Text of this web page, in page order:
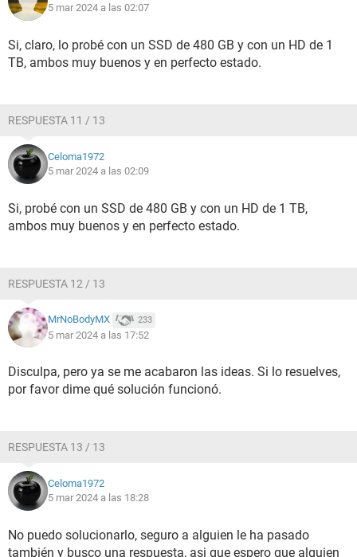
5 mar 2024 a las 02:07
Si, claro, lo probé con un SSD de 480 GB y con un HD de 1
TB, ambos muy buenos y en perfecto estado.
RESPUESTA 11 / 13
Celoma1972
5 mar 2024 a las 02:09
Si, probé con un SSD de 480 GB y con un HD de 1 TB,
ambos muy buenos y en perfecto estado.
RESPUESTA 12 / 13
MrNoBodyMX 233
5 mar 2024 a las 17:52
Disculpa, pero ya se me acabaron las ideas. Si lo resuelves,
por favor dime qué solución funcionó.
RESPUESTA 13 / 13
Celoma1972
5 mar 2024 a las 18:28
No puedo solucionarlo, seguro a alguien le ha pasado
también y busco una respuesta, asi que espero que alguien